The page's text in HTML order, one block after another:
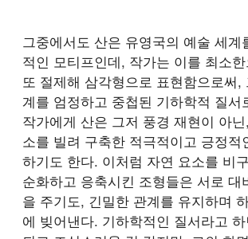
그중에서도 산은 유영국의 예술 세계
적인 모티프인데, 작가는 이를 최소
또 절제해 삼각형으로 표현함으로써,
계를 엄정하고 중첩된 기하학적 질서
작가에게 산은 그저 풍경 재현이 아
소를 빌려 구축한 적극적이고 긍정적
하기도 한다. 이처럼 자연 요소를 비
순화하고 응축시킨 조형들은 서로 대
을 주기도, 긴밀한 관계를 유지하며
에 빚어낸다. 기하학적인 질서라고